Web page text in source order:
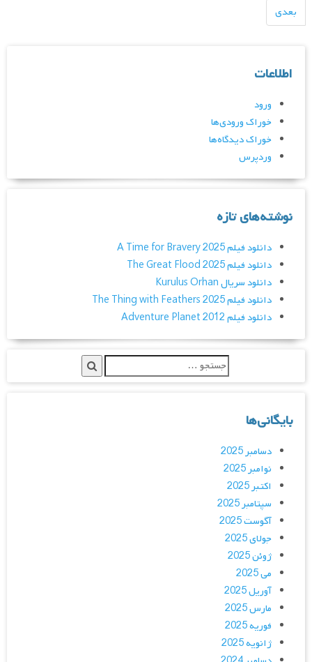
بعدی
اطلاعات
ورود
خوراک ورودی‌ها
خوراک دیدگاه‌ها
وردپرس
نوشته‌های تازه
دانلود فیلم A Time for Bravery 2025
دانلود فیلم The Great Flood 2025
دانلود سریال Kurulus Orhan
دانلود فیلم The Thing with Feathers 2025
دانلود فیلم Adventure Planet 2012
بایگانی‌ها
دسامبر 2025
نوامبر 2025
اکتبر 2025
سپتامبر 2025
آگوست 2025
جولای 2025
ژوئن 2025
می 2025
آوریل 2025
مارس 2025
فوریه 2025
ژانویه 2025